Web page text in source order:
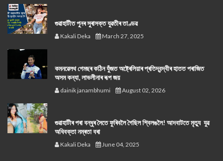
গুৱাহাটীত পুনৰ সুৰাসক্ত যুৱতীৰ তাণ্ডৱ
Kakali Deka March 27, 2025
কমনৱেলথ গেমছৰ কঠিন যুঁজত অষ্ট্ৰেলিয়াৰ প্ৰতিদ্বন্দ্বীৰ হাতত পৰাজিত
অসম কন্যা, লাভলীনাৰ ৰূপ জয়
dainik janambhumi August 02, 2026
গুৱাহাটীৰ পৰা বন্ধুৰ সৈতে ফুৰিবলৈ গৈছিল শ্বিলঙলৈ! আদবাটতে মৃত্যু যুৱ
অধিবক্তা নম্ৰতা বৰা
Kakali Deka June 04, 2025